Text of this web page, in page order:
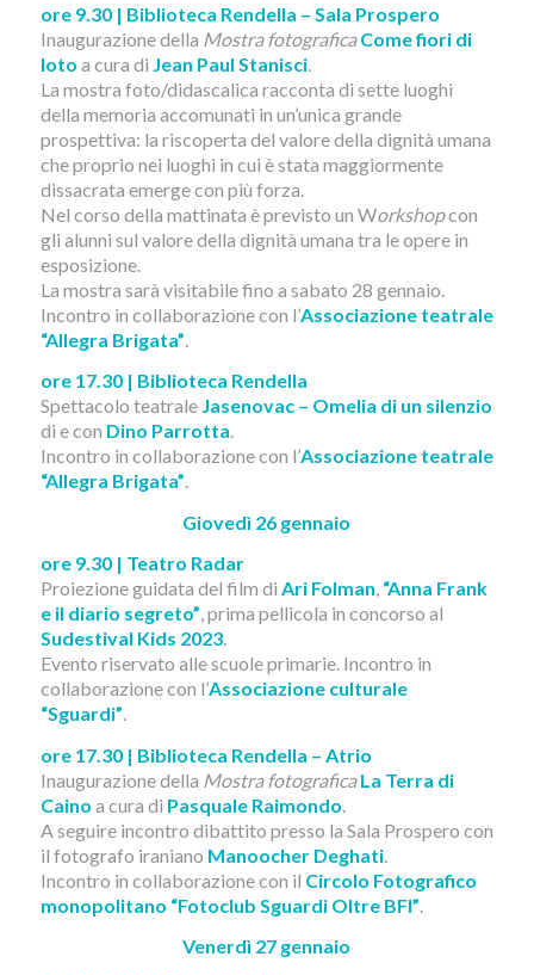
ore 9.30 | Biblioteca Rendella – Sala Prospero
Inaugurazione della Mostra fotografica Come fiori di
loto a cura di Jean Paul Stanisci.
La mostra foto/didascalica racconta di sette luoghi
della memoria accomunati in un’unica grande
prospettiva: la riscoperta del valore della dignità umana
che proprio nei luoghi in cui è stata maggiormente
dissacrata emerge con più forza.
Nel corso della mattinata è previsto un Workshopcon
gli alunni sul valore della dignità umana tra le opere in
esposizione.
La mostra sarà visitabile fino a sabato 28 gennaio.
Incontro in collaborazione con l’Associazione teatrale
“Allegra Brigata”
ore 17.30 | Biblioteca Rendella
Spettacolo teatrale Jasenovac – Omelia di un silenzio
di e con Dino Parrotta.
Incontro in collaborazione con l’Associazione teatrale
“Allegra Brigata”.
Giovedì 26 gennaio
ore 9.30 | Teatro Radar
Proiezione guidata del film di Ari Folman, “Anna Frank
e il diario segreto”, prima pellicola in concorso al
Sudestival Kids 2023.
Evento riservato alle scuole primarie. Incontro in
collaborazione con l’Associazione culturale
“Sguardi”.
ore 17.30 | Biblioteca Rendella – Atrio
Inaugurazione della Mostra fotograficaLa Terra di
Caino a cura di Pasquale Raimondo.
A seguire incontro dibattito presso la Sala Prospero con
il fotografo iraniano Manoocher Deghati.
Incontro in collaborazione con il Circolo Fotografico
monopolitano “Fotoclub Sguardi Oltre BFI”.
Venerdì 27 gennaio